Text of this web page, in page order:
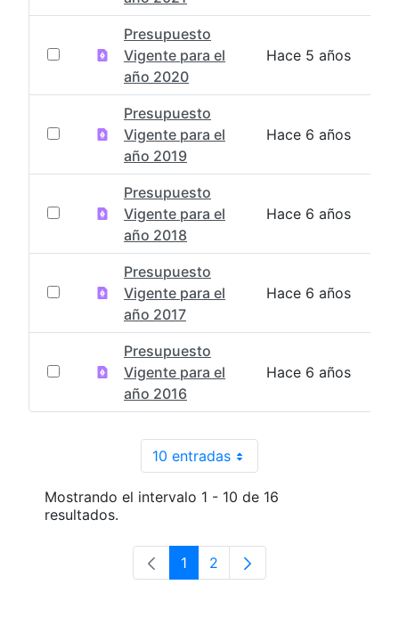
Presupuesto
Vigente para el
año 2020
Hace 5 años
Presupuesto
Vigente para el
año 2019
Hace 6 años
Presupuesto
Vigente para el
año 2018
Hace 6 años
Presupuesto
Vigente para el
año 2017
Hace 6 años
Presupuesto
Vigente para el
año 2016
Hace 6 años
10 entradasPor página
Mostrando el intervalo 1 - 10 de 16
resultados.
Página
1 Página
2